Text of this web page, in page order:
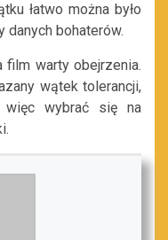
łatwo można było
bohaterów.
film warty obejrzenia.
wątek tolerancji,
więc wybrać się na